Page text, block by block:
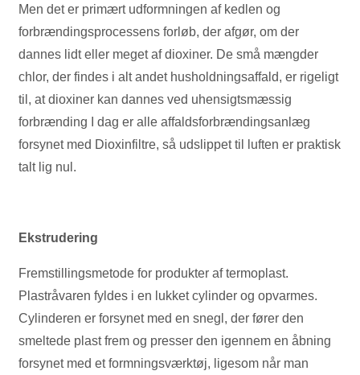
Men det er primært udformningen af kedlen og
forbrændingsprocessens forløb, der afgør, om der
dannes lidt eller meget af dioxiner. De små mængder
chlor, der findes i alt andet husholdningsaffald, er rigeligt
til, at dioxiner kan dannes ved uhensigtsmæssig
forbrænding I dag er alle affaldsforbrændingsanlæg
forsynet med Dioxinfiltre, så udslippet til luften er praktisk
talt lig nul.
Ekstrudering
Fremstillingsmetode for produkter af termoplast.
Plastråvaren fyldes i en lukket cylinder og opvarmes.
Cylinderen er forsynet med en snegl, der fører den
smeltede plast frem og presser den igennem en åbning
forsynet med et formningsværktøj, ligesom når man